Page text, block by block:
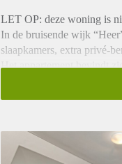
LET OP: deze woning is
In de bruisende wijk
slaapkamers, extra privé-
Het appartement bevindt
In de omgeving is er